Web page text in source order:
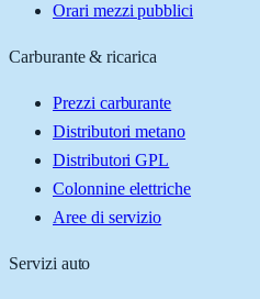
Orari mezzi pubblici
Carburante & ricarica
Prezzi carburante
Distributori metano
Distributori GPL
Colonnine elettriche
Aree di servizio
Servizi auto